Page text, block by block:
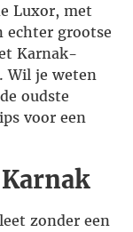
Luxor, met
echter grootse
Karnak-
Wil je weten
oudste
voor een
zonder een